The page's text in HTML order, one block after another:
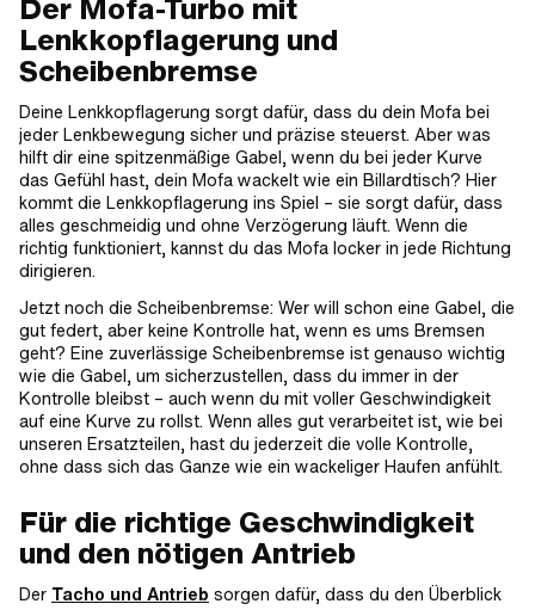
Der Mofa-Turbo mit
Lenkkopflagerung und
Scheibenbremse
Deine Lenkkopflagerung sorgt dafür, dass du dein Mofa bei
jeder Lenkbewegung sicher und präzise steuerst. Aber was
hilft dir eine spitzenmäßige Gabel, wenn du bei jeder Kurve
das Gefühl hast, dein Mofa wackelt wie ein Billardtisch? Hier
kommt die Lenkkopflagerung ins Spiel – sie sorgt dafür, dass
alles geschmeidig und ohne Verzögerung läuft. Wenn die
richtig funktioniert, kannst du das Mofa locker in jede Richtung
dirigieren.
Jetzt noch die Scheibenbremse: Wer will schon eine Gabel, die
gut federt, aber keine Kontrolle hat, wenn es ums Bremsen
geht? Eine zuverlässige Scheibenbremse ist genauso wichtig
wie die Gabel, um sicherzustellen, dass du immer in der
Kontrolle bleibst – auch wenn du mit voller Geschwindigkeit
auf eine Kurve zu rollst. Wenn alles gut verarbeitet ist, wie bei
unseren Ersatzteilen, hast du jederzeit die volle Kontrolle,
ohne dass sich das Ganze wie ein wackeliger Haufen anfühlt.
Für die richtige Geschwindigkeit
und den nötigen Antrieb
Der Tacho und Antrieb sorgen dafür, dass du den Überblick